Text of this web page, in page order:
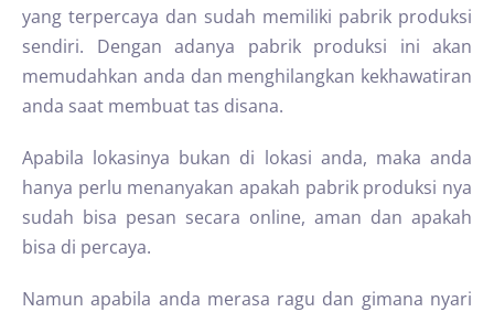
yang terpercaya dan sudah memiliki pabrik produksi
sendiri. Dengan adanya pabrik produksi ini akan
memudahkan anda dan menghilangkan kekhawatiran
anda saat membuat tas disana.
Apabila lokasinya bukan di lokasi anda, maka anda
hanya perlu menanyakan apakah pabrik produksi nya
sudah bisa pesan secara online, aman dan apakah
bisa di percaya.
Namun apabila anda merasa ragu dan gimana nyari